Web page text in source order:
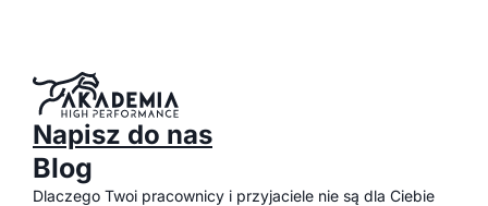
Napisz do nas
Blog
Dlaczego Twoi pracownicy i przyjaciele nie są dla Ciebie